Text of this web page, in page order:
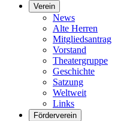
Verein
News
Alte Herren
Mitgliedsantrag
Vorstand
Theatergruppe
Geschichte
Satzung
Weltweit
Links
Förderverein